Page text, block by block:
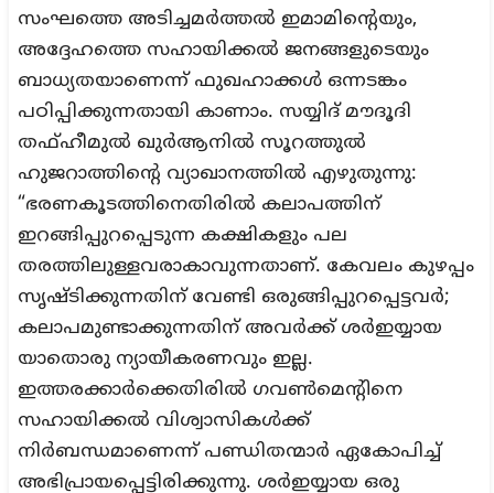
സംഘത്തെ അടിച്ചമർത്തൽ ഇമാമിന്റെയും,
അദ്ദേഹത്തെ സഹായിക്കൽ ജനങ്ങളുടെയും
ബാധ്യതയാണെന്ന് ഫുഖഹാക്കൾ ഒന്നടങ്കം
പഠിപ്പിക്കുന്നതായി കാണാം. സയ്യിദ് മൗദൂദി
തഫ്ഹീമുൽ ഖുർആനിൽ സൂറത്തുൽ
ഹുജറാത്തിന്റെ വ്യാഖാനത്തിൽ എഴുതുന്നു:
“ഭരണകൂടത്തിനെതിരില്‍ കലാപത്തിന്
ഇറങ്ങിപ്പുറപ്പെടുന്ന കക്ഷികളും പല
തരത്തിലുള്ളവരാകാവുന്നതാണ്. കേവലം കുഴപ്പം
സൃഷ്ടിക്കുന്നതിന് വേണ്ടി ഒരുങ്ങിപ്പുറപ്പെട്ടവര്‍;
കലാപമുണ്ടാക്കുന്നതിന് അവര്‍ക്ക് ശര്‍ഇയ്യായ
യാതൊരു ന്യായീകരണവും ഇല്ല.
ഇത്തരക്കാര്‍ക്കെതിരില്‍ ഗവണ്‍മെന്റിനെ
സഹായിക്കല്‍ വിശ്വാസികള്‍ക്ക്
നിര്‍ബന്ധമാണെന്ന് പണ്ഡിതന്മാര്‍ ഏകോപിച്ച്
അഭിപ്രായപ്പെട്ടിരിക്കുന്നു. ശര്‍ഇയ്യായ ഒരു